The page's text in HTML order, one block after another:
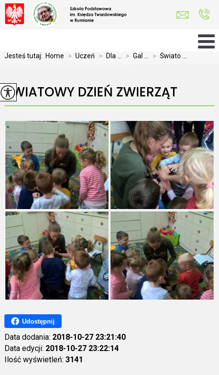
Jesteś tutaj: Home > Uczeń > Dla ... > Gal ... > Świato ...
ŚWIATOWY DZIEŃ ZWIERZĄT
Udostępnij
Data dodania: 2018-10-27 23:21:40
Data edycji: 2018-10-27 23:22:14
Ilość wyświetleń: 3141